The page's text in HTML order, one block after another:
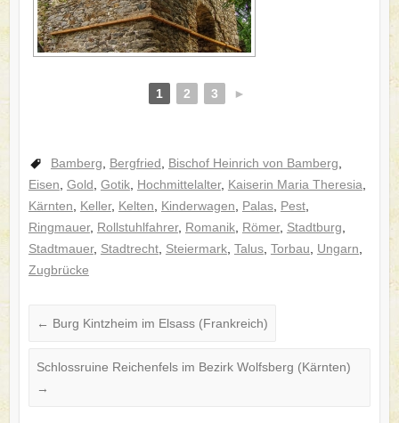
1 2 3 ►
Bamberg, Bergfried, Bischof Heinrich von Bamberg,
Eisen, Gold, Gotik, Hochmittelalter, Kaiserin Maria Theresia,
Kärnten, Keller, Kelten, Kinderwagen, Palas, Pest,
Ringmauer, Rollstuhlfahrer, Romanik, Römer, Stadtburg,
Stadtmauer, Stadtrecht, Steiermark, Talus, Torbau, Ungarn,
Zugbrücke
← Burg Kintzheim im Elsass (Frankreich)
Schlossruine Reichenfels im Bezirk Wolfsberg (Kärnten)
→